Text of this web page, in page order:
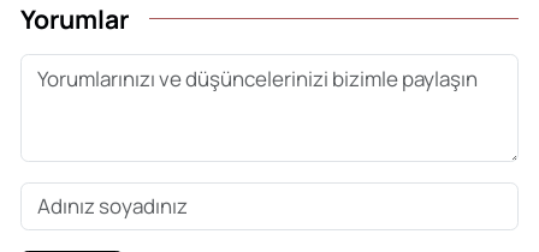
Yorumlar